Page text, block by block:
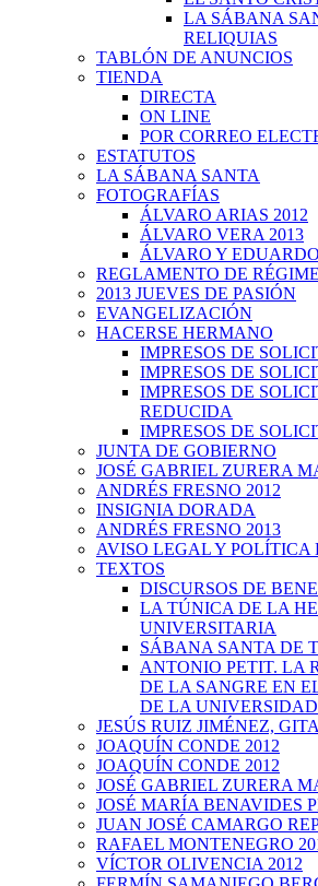
LA SÁBANA
RELIQUIAS
TABLÓN DE ANUNCIOS
TIENDA
DIRECTA
ON LINE
POR CORREO
ESTATUTOS
LA SÁBANA SANTA
FOTOGRAFÍAS
ÁLVARO ARIAS 2012
ÁLVARO VERA 2013
ÁLVARO Y
REGLAMENTO DE
2013 JUEVES DE PASIÓN
EVANGELIZACIÓN
HACERSE HERMANO
IMPRESOS DE
IMPRESOS DE
IMPRESOS DE
REDUCIDA
IMPRESOS DE
JUNTA DE GOBIERNO
JOSÉ GABRIEL ZURERA
ANDRÉS FRESNO 2012
INSIGNIA DORADA
ANDRÉS FRESNO 2013
AVISO LEGAL Y POLÍTICA
TEXTOS
DISCURSOS DE
LA TÚNICA DE LA
UNIVERSITARIA
SÁBANA SANTA DE
ANTONIO PETIT. LA
DE LA SANGRE EN
DE LA UNIVERSIDAD
JESÚS RUIZ JIMÉNEZ,
JOAQUÍN CONDE 2012
JOAQUÍN CONDE 2012
JOSÉ GABRIEL ZURERA
JOSÉ MARÍA BENAVIDES
JUAN JOSÉ CAMARGO
RAFAEL MONTENEGRO
VÍCTOR OLIVENCIA 2012